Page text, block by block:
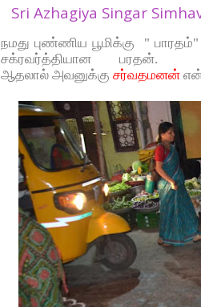
Sri Azhagiya Singar
நமது புண்ணிய பூமிக்கு "பாரதம்"
சக்ரவர்த்தியான பரதன்.
ஆதலால் அவனுக்கு சர்வதமனன்